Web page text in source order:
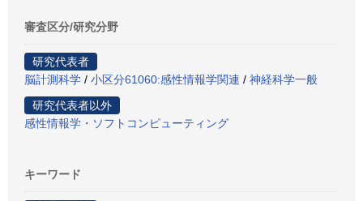
審査区分/研究分野
研究代表者
脳計測科学 / 小区分61060:感性情報学関連 / 神経科学一般
研究代表者以外
感性情報学・ソフトコンピューティング
キーワード